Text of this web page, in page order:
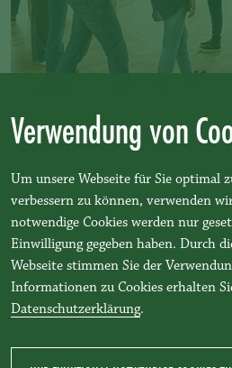
Boni & Gutscheine
Ob Studentenbonus, oder
finden Sie die Details zu Ihrem
BONI & GUTSCHEINE
Verwendung von
Um unsere Webseite für Sie optimal
verbessern zu können, verwenden
notwendige Cookies werden nur
Einwilligung gegeben haben. Durch
Webseite stimmen Sie der
Informationen zu Cookies erhalten
Datenschutzerklärung.